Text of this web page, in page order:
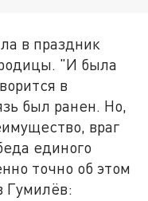
в праздник
"И была
в
был ранен. Но,
враг
единого
точно об этом
Гумилёв: